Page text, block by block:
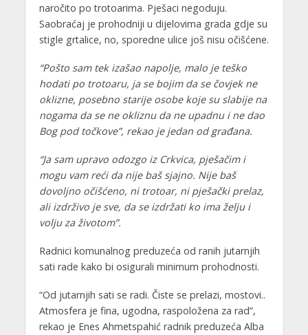
naročito po trotoarima. Pješaci negoduju.
Saobraćaj je prohodniji u dijelovima grada gdje su
stigle grtalice, no, sporedne ulice još nisu očišćene.
“Pošto sam tek izašao napolje, malo je teško
hodati po trotoaru, ja se bojim da se čovjek ne
oklizne, posebno starije osobe koje su slabije na
nogama da se ne okliznu da ne upadnu i ne dao
Bog pod točkove”, rekao je jedan od građana.
“Ja sam upravo odozgo iz Crkvica, pješačim i
mogu vam reći da nije baš sjajno. Nije baš
dovoljno očišćeno, ni trotoar, ni pješački prelaz,
ali izdrživo je sve, da se izdržati ko ima želju i
volju za životom”.
Radnici komunalnog preduzeća od ranih jutarnjih
sati rade kako bi osigurali minimum prohodnosti.
“Od jutarnjih sati se radi. Čiste se prelazi, mostovi..
Atmosfera je fina, ugodna, raspoložena za rad”,
rekao je Enes Ahmetspahić radnik preduzeća Alba